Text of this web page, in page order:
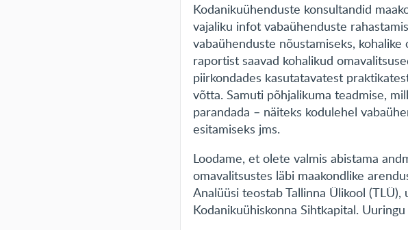
Kodanikuühenduste konsultandid
vajaliku infot vabaühenduste
vabaühenduste nõustamiseks,
raportist saavad kohalikud
piirkondades kasutatavatest
võtta. Samuti põhjalikuma teadmise,
parandada – näiteks kodulehel
esitamiseks jms.
Loodame, et olete valmis abistama
omavalitsustes läbi maakondlike
Analüüsi teostab Tallinna Ülikool
Kodanikuühiskonna Sihtkapital.